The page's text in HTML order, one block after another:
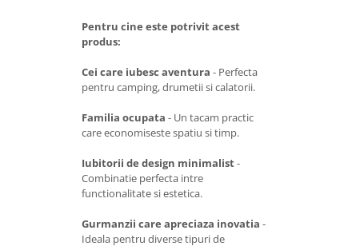
Pentru cine este potrivit acest
produs:
Cei care iubesc aventura - Perfecta
pentru camping, drumetii si calatorii.
Familia ocupata - Un tacam practic
care economiseste spatiu si timp.
Iubitorii de design minimalist-
Combinatie perfecta intre
functionalitate si estetica.
Gurmanzii care apreciaza inovatia -
Ideala pentru diverse tipuri de